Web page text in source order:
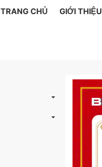
TRANG CHỦ GIỚI THIỆU